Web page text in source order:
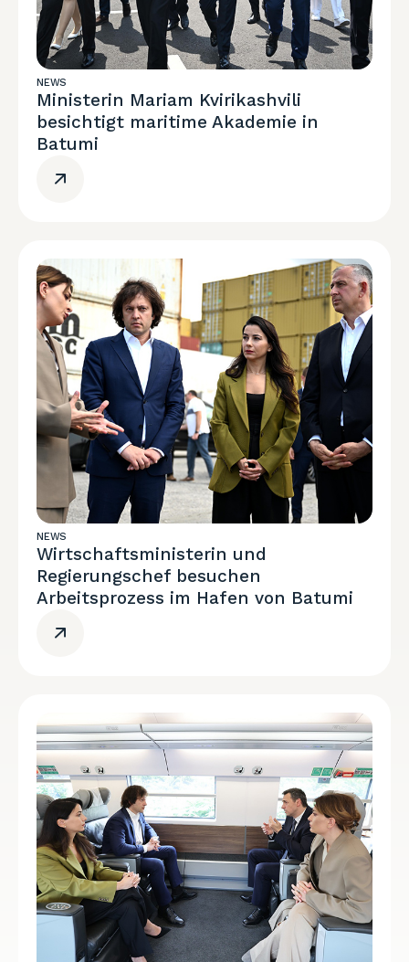
NEWS
Ministerin Mariam Kvirikashvili
besichtigt maritime Akademie in
Batumi
NEWS
Wirtschaftsministerin und
Regierungschef besuchen
Arbeitsprozess im Hafen von Batumi